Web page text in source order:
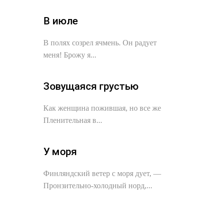
В июле
В полях созрел ячмень. Он радует
меня! Брожу я...
Зовущаяся грустью
Как женщина пожившая, но все же
Пленительная в...
У моря
Финляндский ветер с моря дует, —
Пронзительно-холодный норд,...